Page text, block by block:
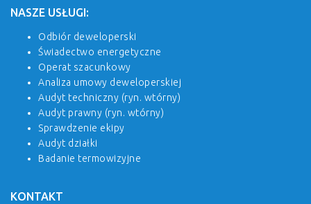
NASZE USŁUGI:
Odbiór deweloperski
Świadectwo energetyczne
Operat szacunkowy
Analiza umowy deweloperskiej
Audyt techniczny (ryn. wtórny)
Audyt prawny (ryn. wtórny)
Sprawdzenie ekipy
Audyt działki
Badanie termowizyjne
KONTAKT